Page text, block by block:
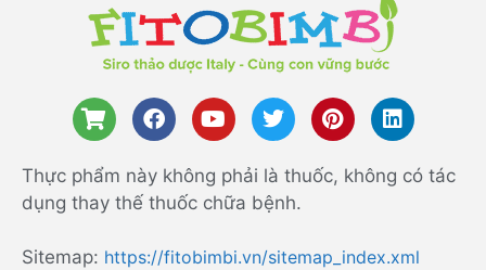
Thực phẩm này không phải là thuốc, không có tác
dụng thay thế thuốc chữa bệnh.
Sitemap: https://fitobimbi.vn/sitemap_index.xml